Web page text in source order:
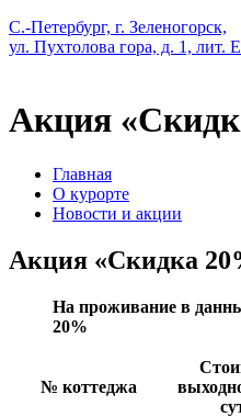
С.-Петербург, г. Зеленогорск,
ул. Пухтолова гора, д. 1, лит. Е
Акция
Главная
О курорте
Новости и акции
Акция «Скидка
На проживание в
20%
№ коттеджа